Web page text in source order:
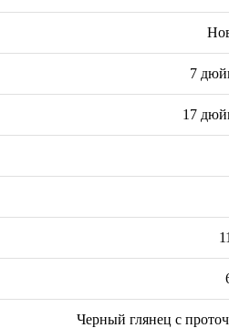
7
17
Черный глянец с